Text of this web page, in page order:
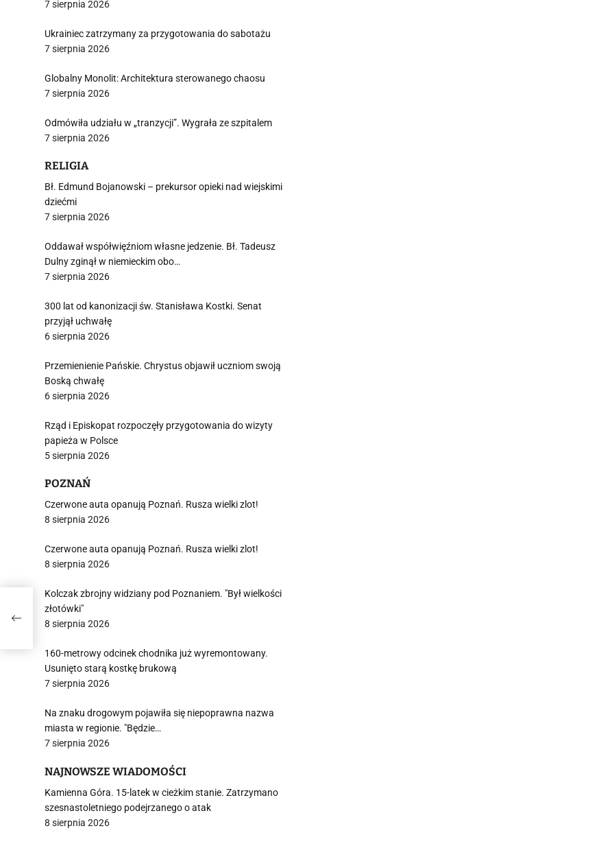
7 sierpnia 2026
Ukrainiec zatrzymany za przygotowania do sabotażu
7 sierpnia 2026
Globalny Monolit: Architektura sterowanego chaosu
7 sierpnia 2026
Odmówiła udziału w „tranzycji”. Wygrała ze szpitalem
7 sierpnia 2026
RELIGIA
Bł. Edmund Bojanowski – prekursor opieki nad wiejskimi
dziećmi
7 sierpnia 2026
Oddawał współwięźniom własne jedzenie. Bł. Tadeusz
Dulny zginął w niemieckim obo…
7 sierpnia 2026
300 lat od kanonizacji św. Stanisława Kostki. Senat
przyjął uchwałę
6 sierpnia 2026
Przemienienie Pańskie. Chrystus objawił uczniom swoją
Boską chwałę
6 sierpnia 2026
Rząd i Episkopat rozpoczęły przygotowania do wizyty
papieża w Polsce
5 sierpnia 2026
POZNAŃ
Czerwone auta opanują Poznań. Rusza wielki zlot!
8 sierpnia 2026
Czerwone auta opanują Poznań. Rusza wielki zlot!
8 sierpnia 2026
Kolczak zbrojny widziany pod Poznaniem. "Był wielkości
złotówki"
8 sierpnia 2026
160-metrowy odcinek chodnika już wyremontowany.
Usunięto starą kostkę brukową
7 sierpnia 2026
Na znaku drogowym pojawiła się niepoprawna nazwa
miasta w regionie. "Będzie…
7 sierpnia 2026
NAJNOWSZE WIADOMOŚCI
Kamienna Góra. 15-latek w cieżkim stanie. Zatrzymano
szesnastoletniego podejrzanego o atak
8 sierpnia 2026